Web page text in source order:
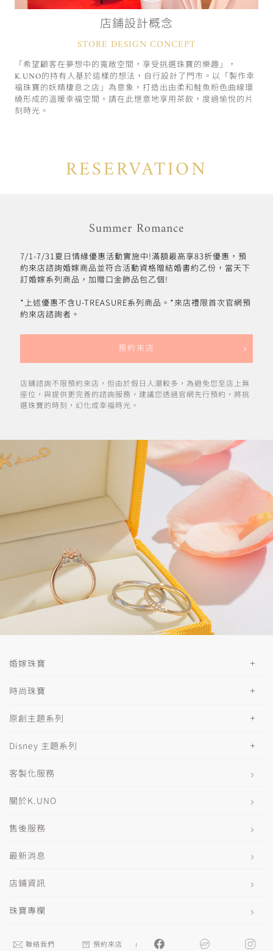
店鋪設計概念
STORE DESIGN CONCEPT
「希望顧客在夢想中的寬敞空間，享受挑選珠寶的樂趣」，
K.UNO的持有人基於這樣的想法，自行設計了門市。以「製作幸
福珠寶的妖精棲息之店」為意象，打造出由柔和鮭魚粉色曲線環
繞形成的溫暖幸福空間。請在此愜意地享用茶飲，度過愉悅的片
刻時光。
RESERVATION
Summer Romance
7/1-7/31夏日情緣優惠活動實施中!滿額最高享83折優惠，預
約來店諮詢婚嫁商品並符合活動資格贈結婚書約乙份，當天下
訂婚嫁系列商品，加贈口金飾品包乙個!
*上述優惠不含U-TREASURE系列商品。*來店禮限首次官網預
約來店諮詢者。
預約來店
店鋪諮詢不限預約來店，但由於假日人潮較多，為避免您至店上無
座位，與提供更完善的諮詢服務，建議您透過官網先行預約，將挑
選珠寶的時刻，幻化成幸福時光。
婚嫁珠寶
時尚珠寶
原創主題系列
Disney 主題系列
客製化服務
關於K.UNO
售後服務
最新消息
店鋪資訊
珠寶專欄
聯絡我們 預約來店